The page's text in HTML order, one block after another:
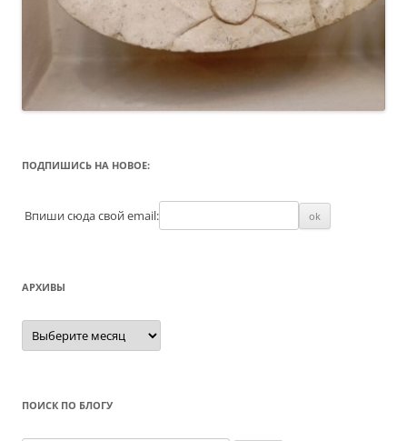
ПОДПИШИСЬ НА НОВОЕ:
Впиши сюда свой email:
АРХИВЫ
Архивы
ПОИСК ПО БЛОГУ